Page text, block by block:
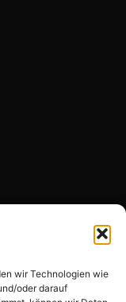
wir Technologien wie
oder darauf